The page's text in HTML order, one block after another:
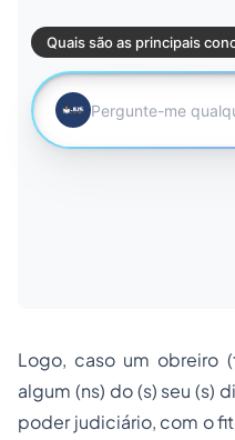
Logo, caso um obreiro
algum (ns) do (s) seu (s)
poder judiciário, com o